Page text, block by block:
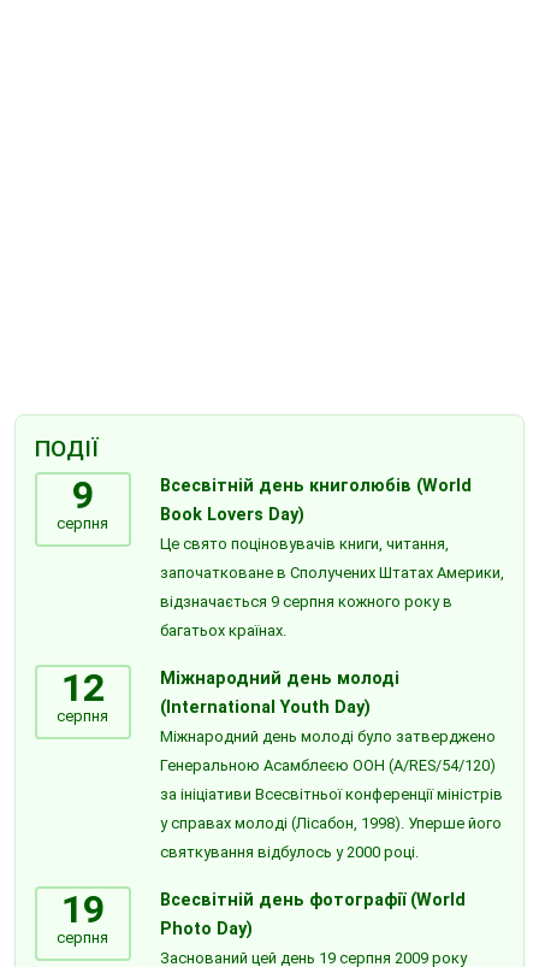
ПОДІЇ
9
серпня
Всесвітній день книголюбів (World
Book Lovers Day)
Це свято поціновувачів книги, читання,
започатковане в Сполучених Штатах Америки,
відзначається 9 серпня кожного року в
багатьох країнах.
12
серпня
Міжнародний день молоді
(International Youth Day)
Міжнародний день молоді було затверджено
Генеральною Асамблеєю ООН (A/RES/54/120)
за ініціативи Всесвітньої конференції міністрів
у справах молоді (Лісабон, 1998). Уперше його
святкування відбулось у 2000 році.
19
серпня
Всесвітній день фотографії (World
Photo Day)
Заснований цей день 19 серпня 2009 року